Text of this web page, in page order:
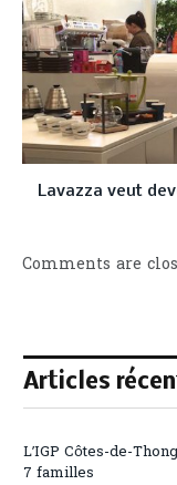
Lavazza veut
Comments are
Articles
L’IGP Côtes-de-
7 familles